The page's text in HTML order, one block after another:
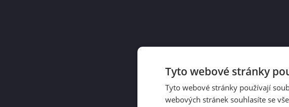
Tyto webové stránky
Tyto webové stránky používají
webových stránek souhlasíte se